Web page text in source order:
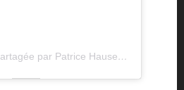
Une publication partagée par Patrice Hauser (@patricehauser)